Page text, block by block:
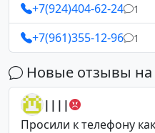
+7(924)404-62-24 1
+7(961)355-12-96 1
Новые отзывы на
||||
Просили к телефону